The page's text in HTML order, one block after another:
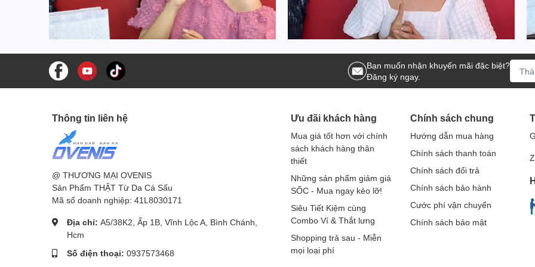
Bạn muốn nhận khuyến mãi đặc biệt?
Đăng ký ngay.
Thông tin liên hệ
@ THƯƠNG MẠI OVENIS
Sản Phẩm THẬT Từ Da Cá Sấu
Mã số doanh nghiệp: 41L8030171
Địa chỉ: A5/38K2, Ấp 1B, Vĩnh Lộc A, Bình Chánh,
Hcm
Số điện thoại: 0937573468
Ưu đãi khách hàng
Mua giá tốt hơn với chính
sách khách hàng thân
thiết
Những sản phẩm giảm giá
SỐC - Mua ngay kẻo lỡ!
Siêu Tiết Kiệm cùng
Combo Ví & Thắt lưng
Shopping trả sau - Miễn
mọi loại phí
Chính sách chung
Hướng dẫn mua hàng
Chính sách thanh toán
Chính sách đổi trả
Chính sách bảo hành
Cước phí vận chuyển
Chính sách bảo mật